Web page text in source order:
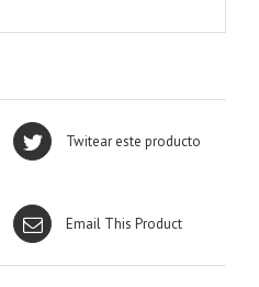
Twitear este producto
Email This Product